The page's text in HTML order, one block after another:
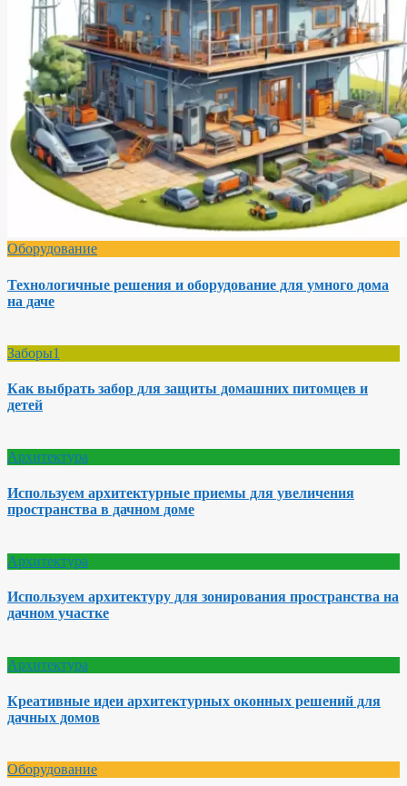
Оборудование
Технологичные решения и оборудование для умного дома
на даче
Заборы1
Как выбрать забор для защиты домашних питомцев и
детей
Архитектура
Используем архитектурные приемы для увеличения
пространства в дачном доме
Архитектура
Используем архитектуру для зонирования пространства на
дачном участке
Архитектура
Креативные идеи архитектурных оконных решений для
дачных домов
Оборудование